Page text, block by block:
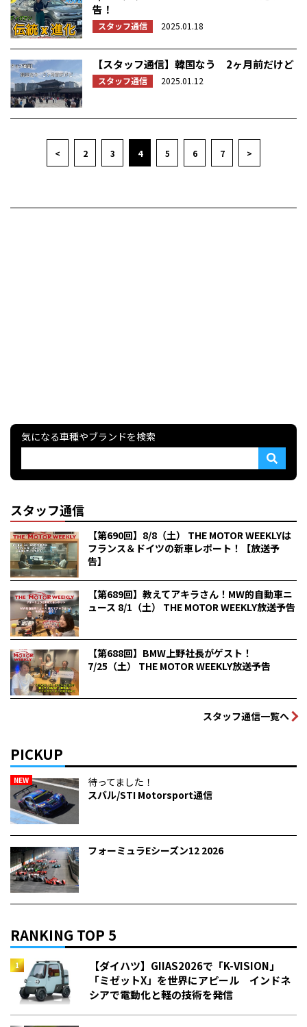
告！
スタッフ通信 2025.01.18
【スタッフ通信】韓国なう 2ヶ月前だけど
スタッフ通信 2025.01.12
< 2 3 4 5 6 7 >
気になる車種やブランドを検索
スタッフ通信
【第690回】8/8（土） THE MOTOR WEEKLYは
フランス＆ドイツの新車レポート！【放送予
告】
【第689回】教えてアキラさん！MW的自動車ニ
ュース 8/1（土） THE MOTOR WEEKLY放送予告
【第688回】BMW上野社長がゲスト！
7/25（土） THE MOTOR WEEKLY放送予告
スタッフ通信一覧へ
PICKUP
NEW
待ってました！
スバル/STI Motorsport通信
フォーミュラEシーズン12 2026
RANKING TOP 5
【ダイハツ】GIIAS2026で「K-VISION」
「ミゼットX」を世界にアピール インドネ
シアで電動化と軽の技術を発信